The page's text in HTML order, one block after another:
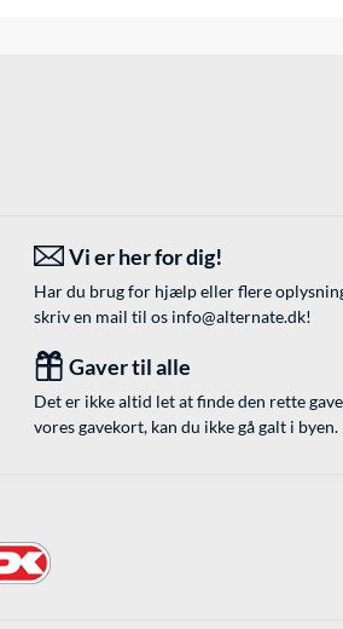
Vi er her for dig!
Har du brug for hjælp eller flere
skriv en mail til os info@alternate.dk!
Gaver til alle
Det er ikke altid let at finde den rette
vores gavekort, kan du ikke gå galt i byen.